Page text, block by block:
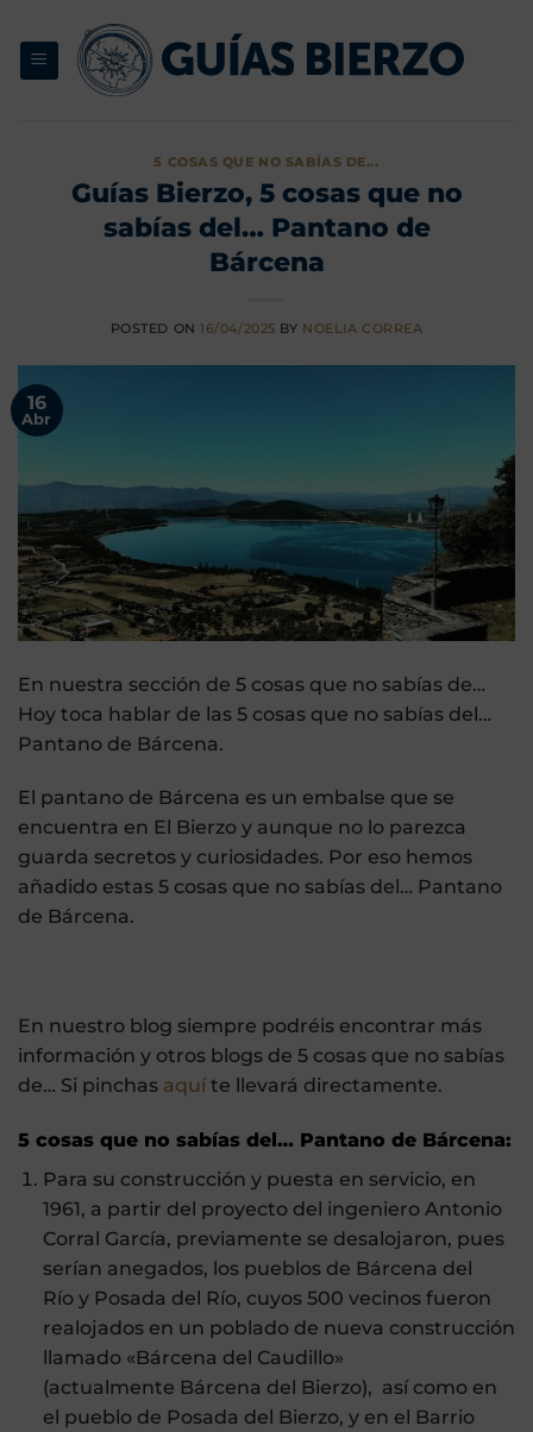
contenido
5 COSAS QUE NO SABÍAS DE...
Guías Bierzo, 5 cosas que no
sabías del… Pantano de
Bárcena
POSTED ON16/04/2025 BY NOELIA CORREA
16
Abr
En nuestra sección de 5 cosas que no sabías de…
Hoy toca hablar de las 5 cosas que no sabías del…
Pantano de Bárcena.
El pantano de Bárcena es un embalse que se
encuentra en El Bierzo y aunque no lo parezca
guarda secretos y curiosidades. Por eso hemos
añadido estas 5 cosas que no sabías del… Pantano
de Bárcena.
En nuestro blog siempre podréis encontrar más
información y otros blogs de 5 cosas que no sabías
de… Si pinchas aquíte llevará directamente.
5 cosas que no sabías del… Pantano de Bárcena:
Para su construcción y puesta en servicio, en
1961, a partir del proyecto del ingeniero Antonio
Corral García,​ previamente se desalojaron, pues
serían anegados, los pueblos de Bárcena del
Río y Posada del Río, cuyos 500 vecinos fueron
realojados en un poblado de nueva construcción
llamado «Bárcena del Caudillo»
(actualmente Bárcena del Bierzo), así como en
el pueblo de Posada del Bierzo, y en el Barrio